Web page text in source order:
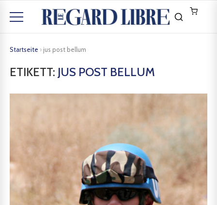
Startseite › jus post bellum
ETIKETT: JUS POST BELLUM